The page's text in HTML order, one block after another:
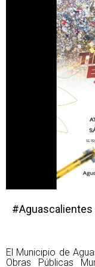
El Municipio de
Obras Públicas